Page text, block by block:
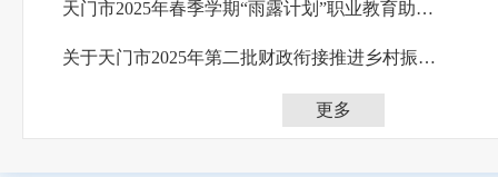
天门市2025年春季学期“雨露计划”职业教育助学拟补对象公示
关于天门市2025年第二批财政衔接推进乡村振兴补助资金项目公示
更多